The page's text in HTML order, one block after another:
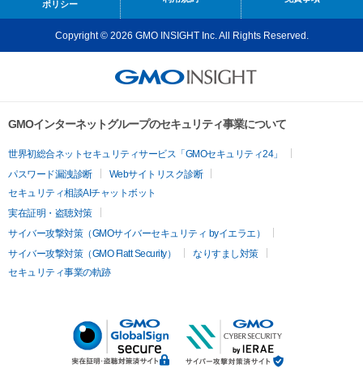
ポリシー
Copyright © 2026 GMO INSIGHT Inc. All Rights Reserved.
GMOインターネットグループのセキュリティ事業について
世界初総合ネットセキュリティサービス「GMOセキュリティ24」
パスワード漏洩診断
Webサイトリスク診断
セキュリティ相談AIチャットボット
実在証明・盗聴対策
サイバー攻撃対策（GMOサイバーセキュリティ byイエラエ）
サイバー攻撃対策（GMO Flatt Security）
なりすまし対策
セキュリティ事業の軌跡